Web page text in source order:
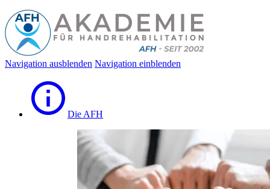
Navigation ausblenden Navigation einblenden
Die AFH